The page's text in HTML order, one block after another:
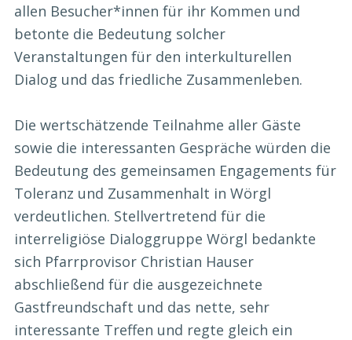
allen Besucher*innen für ihr Kommen und
betonte die Bedeutung solcher
Veranstaltungen für den interkulturellen
Dialog und das friedliche Zusammenleben.
Die wertschätzende Teilnahme aller Gäste
sowie die interessanten Gespräche würden die
Bedeutung des gemeinsamen Engagements für
Toleranz und Zusammenhalt in Wörgl
verdeutlichen. Stellvertretend für die
interreligiöse Dialoggruppe Wörgl bedankte
sich Pfarrprovisor Christian Hauser
abschließend für die ausgezeichnete
Gastfreundschaft und das nette, sehr
interessante Treffen und regte gleich ein